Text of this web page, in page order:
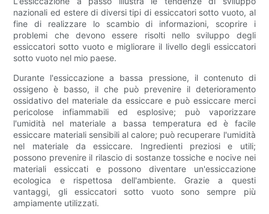
nazionali ed estere di diversi tipi di essiccatori sotto vuoto, al
fine di realizzare lo scambio di informazioni, scoprire i
problemi che devono essere risolti nello sviluppo degli
essiccatori sotto vuoto e migliorare il livello degli essiccatori
sotto vuoto nel mio paese.
Durante l'essiccazione a bassa pressione, il contenuto di
ossigeno è basso, il che può prevenire il deterioramento
ossidativo del materiale da essiccare e può essiccare merci
pericolose infiammabili ed esplosive; può vaporizzare
l'umidità nel materiale a bassa temperatura ed è facile
essiccare materiali sensibili al calore; può recuperare l'umidità
nel materiale da essiccare. Ingredienti preziosi e utili;
possono prevenire il rilascio di sostanze tossiche e nocive nei
materiali essiccati e possono diventare un'essiccazione
ecologica e rispettosa dell'ambiente. Grazie a questi
vantaggi, gli essiccatori sotto vuoto sono sempre più
ampiamente utilizzati.